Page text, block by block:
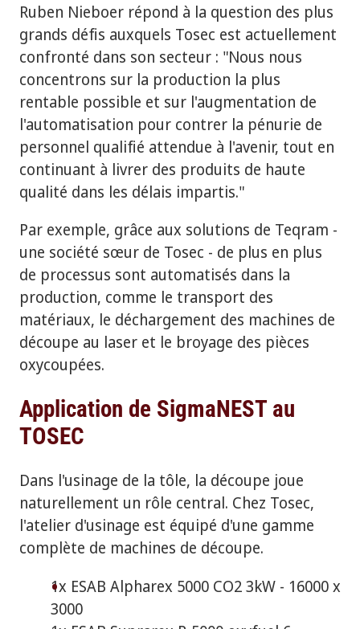
Ruben Nieboer répond à la question des plus
grands défis auxquels Tosec est actuellement
confronté dans son secteur : "Nous nous
concentrons sur la production la plus
rentable possible et sur l'augmentation de
l'automatisation pour contrer la pénurie de
personnel qualifié attendue à l'avenir, tout en
continuant à livrer des produits de haute
qualité dans les délais impartis."
Par exemple, grâce aux solutions de Teqram -
une société sœur de Tosec - de plus en plus
de processus sont automatisés dans la
production, comme le transport des
matériaux, le déchargement des machines de
découpe au laser et le broyage des pièces
oxycoupées.
Application de SigmaNEST au
TOSEC
Dans l'usinage de la tôle, la découpe joue
naturellement un rôle central. Chez Tosec,
l'atelier d'usinage est équipé d'une gamme
complète de machines de découpe.
1x ESAB Alpharex 5000 CO2 3kW - 16000 x
3000